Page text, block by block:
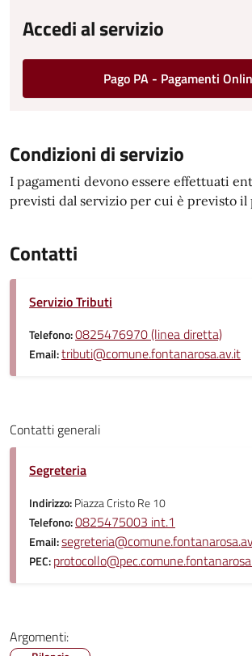
Accedi al servizio
Pago PA - Pagamenti
Condizioni di servizio
I pagamenti devono essere effettuati
previsti dal servizio per cui è previsto il
Contatti
Servizio Tributi
Telefono:0825476970 (linea diretta)
Email:tributi@comune.fontanarosa.av.it
Contatti generali
Segreteria
Indirizzo:Piazza Cristo Re 10
Telefono:0825475003 int.1
Email:
PEC:
Argomenti: